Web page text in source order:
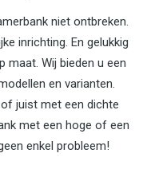
niet ontbreken.
inrichting. En gelukkig
maat. Wij bieden u een
en varianten.
juist met een dichte
met een hoge of een
enkel probleem!